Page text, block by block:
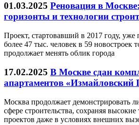
01.03.2025 Реновация в
горизонты и технологии
Проект, стартовавший в 2017 году, уже
более 47 тыс. человек в 59 новостроек
продолжает менять облик города
17.02.2025 В Москве сдан
апартаментов «Измайловский
Москва продолжает демонстрировать
сфере строительства, сохраняя
проектов даже в условиях внешних